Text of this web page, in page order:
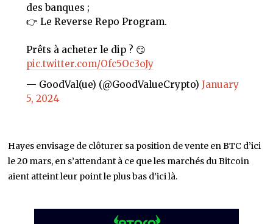
des banques ;
👉 Le Reverse Repo Program.
Prêts à acheter le dip ? 😏
pic.twitter.com/Ofc5Oc3oJy
— GoodVal(ue) (@GoodValueCrypto)January
5, 2024
Hayes envisage de clôturer sa position de vente en BTC d’ici
le 20 mars, en s’attendant à ce que les marchés du Bitcoin
aient atteint leur point le plus bas d’ici là.